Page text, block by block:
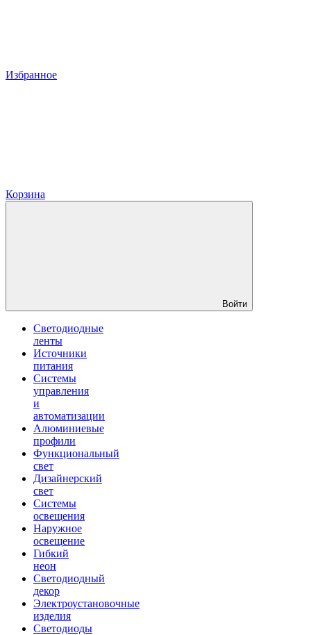
Избранное
Корзина
Войти
Светодиодные
ленты
Источники
питания
Системы
управления
и
автоматизации
Алюминиевые
профили
Функциональный
свет
Дизайнерский
свет
Системы
освещения
Наружное
освещение
Гибкий
неон
Светодиодный
декор
Электроустановочные
изделия
Светодиоды